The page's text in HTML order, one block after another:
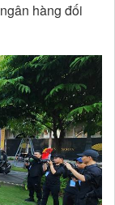
hàng đối